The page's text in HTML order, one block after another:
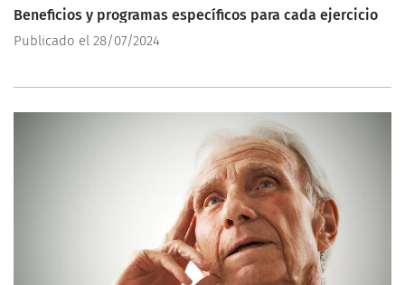
Beneficios y programas específicos para cada ejercicio
Publicado el 28/07/2024